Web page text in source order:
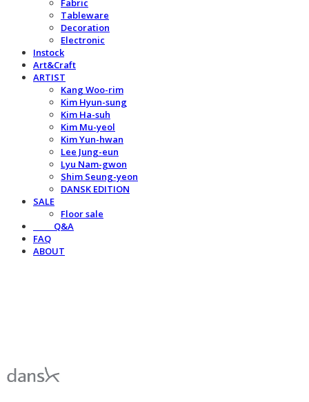
Fabric
Tableware
Decoration
Electronic
Instock
Art&Craft
ARTIST
Kang Woo-rim
Kim Hyun-sung
Kim Ha-suh
Kim Mu-yeol
Kim Yun-hwan
Lee Jung-eun
Lyu Nam-gwon
Shim Seung-yeon
DANSK EDITION
SALE
Floor sale
⠀⠀⠀Q&A
FAQ
ABOUT